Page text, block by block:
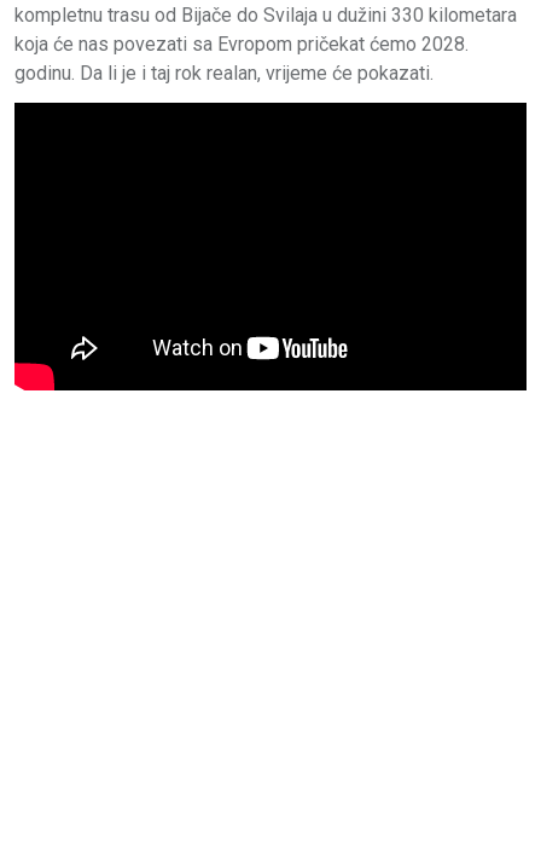
kompletnu trasu od Bijače do Svilaja u dužini 330 kilometara
koja će nas povezati sa Evropom pričekat ćemo 2028.
godinu. Da li je i taj rok realan, vrijeme će pokazati.